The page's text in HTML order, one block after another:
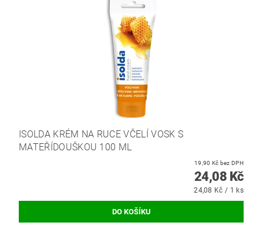
ISOLDA KRÉM NA RUCE VČELÍ VOSK S
MATEŘÍDOUŠKOU 100 ML
19,90 Kč bez DPH
24,08 Kč
24,08 Kč / 1 ks